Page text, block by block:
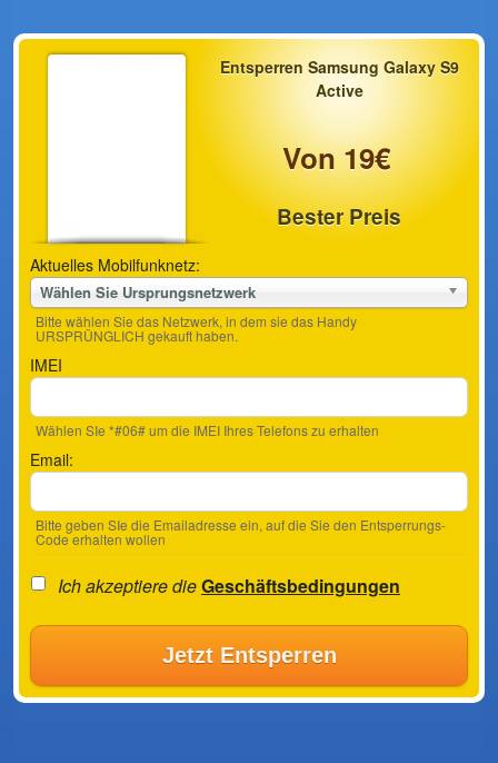
Entsperren Samsung Galaxy S9
Active
Von 19€
Bester Preis
Aktuelles Mobilfunknetz:
Wählen Sie Ursprungsnetzwerk
Bitte wählen Sie das Netzwerk, in dem sie das Handy
URSPRÜNGLICH gekauft haben.
IMEI
Wählen SIe *#06# um die IMEI Ihres Telefons zu erhalten
Email:
Bitte geben SIe die Emailadresse ein, auf die Sie den Entsperrungs-
Code erhalten wollen
Ich akzeptiere dieGeschäftsbedingungen
Jetzt Entsperren